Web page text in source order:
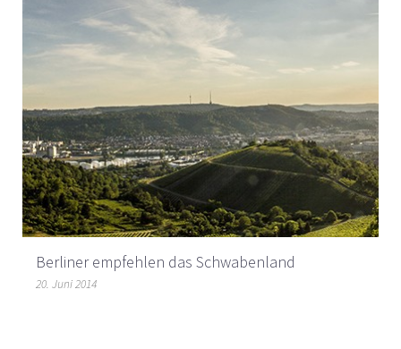
Berliner empfehlen das Schwabenland
20. Juni 2014